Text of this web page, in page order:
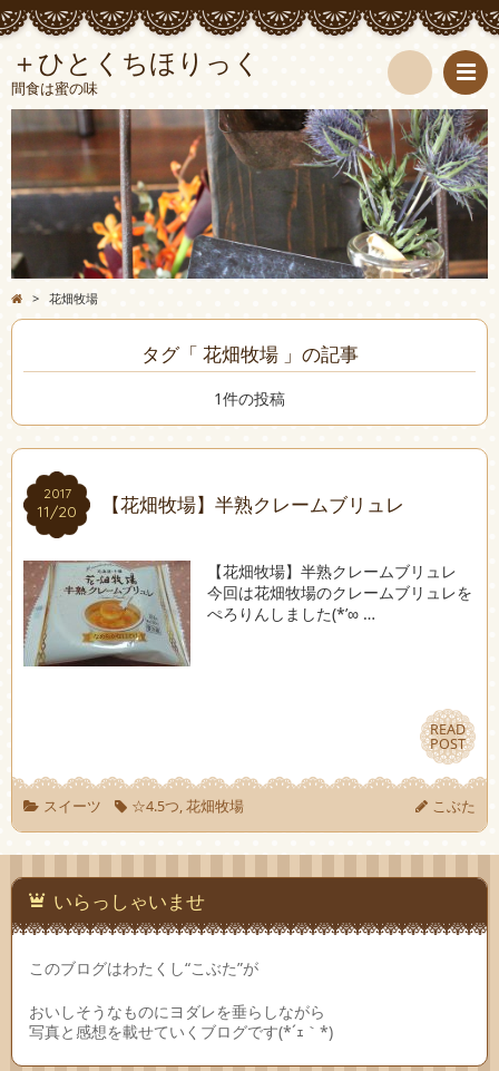
＋ひとくちほりっく
間食は蜜の味
検
索
> 花畑牧場
タグ「 花畑牧場 」の記事
1件の投稿
2017
11/20
2017
11/20 【花畑牧場】半熟クレームブリュレ
【花畑牧場】半熟クレームブリュレ
今回は花畑牧場のクレームブリュレを
ぺろりんしました(*’∞ …
READ
POST
READ
POST
スイーツ ☆4.5つ,花畑牧場 こぶた
いらっしゃいませ
このブログはわたくし“こぶた”が
おいしそうなものにヨダレを垂らしながら
写真と感想を載せていくブログです(*´ｪ｀*)